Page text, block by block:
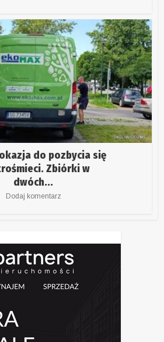
do pozbycia się
Zbiórki w
dwóch...
Dodaj komentarz